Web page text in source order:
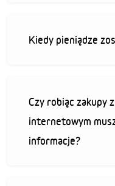
Kiedy pieniądze
Czy robiąc zakupy
internetowym
informacje?